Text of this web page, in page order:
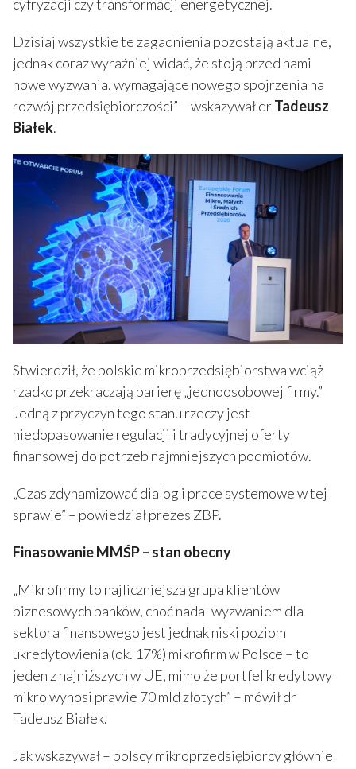
cyfryzacji czy transformacji energetycznej.
Dzisiaj wszystkie te zagadnienia pozostają aktualne,
jednak coraz wyraźniej widać, że stoją przed nami
nowe wyzwania, wymagające nowego spojrzenia na
rozwój przedsiębiorczości” – wskazywał drTadeusz
Białek.
Stwierdził, że polskie mikroprzedsiębiorstwa wciąż
rzadko przekraczają barierę „jednoosobowej firmy.”
Jedną z przyczyn tego stanu rzeczy jest
niedopasowanie regulacji i tradycyjnej oferty
finansowej do potrzeb najmniejszych podmiotów.
„Czas zdynamizować dialog i prace systemowe w tej
sprawie” – powiedział prezes ZBP.
Finasowanie MMŚP – stan obecny
„Mikrofirmy to najliczniejsza grupa klientów
biznesowych banków, choć nadal wyzwaniem dla
sektora finansowego jest jednak niski poziom
ukredytowienia (ok. 17%) mikrofirm w Polsce – to
jeden z najniższych w UE, mimo że portfel kredytowy
mikro wynosi prawie 70 mld złotych” – mówił dr
Tadeusz Białek.
Jak wskazywał – polscy mikroprzedsiębiorcy głównie